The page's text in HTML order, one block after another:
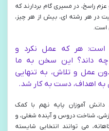
راسخ، در مسیری گام بردارند که
در هر رشته ای، بیش از هر چیز،
است.
است: هر که عمل نکرد و
چه داند؟ این سخن به ما
عمل و تلاش، به تنهایی
به اهداف، دست به کار شد.
دانش آموزان پایه نهم با کمک
شناخت دروس و آینده شغلی، و
می توانند انتخابی شایسته